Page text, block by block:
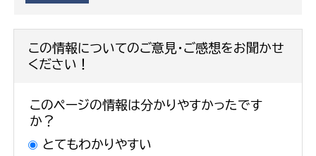
この情報についてのご意見・ご感想をお聞かせ
ください！
このページの情報は分かりやすかったです
か？
とてもわかりやすい